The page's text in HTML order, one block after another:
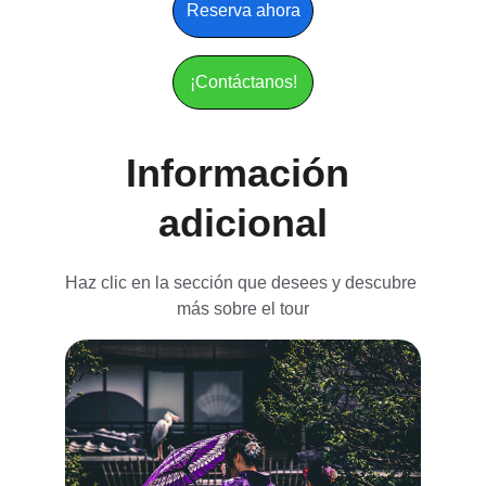
Reserva ahora
¡Contáctanos!
Información
adicional
Haz clic en la sección que desees y descubre
más sobre el tour